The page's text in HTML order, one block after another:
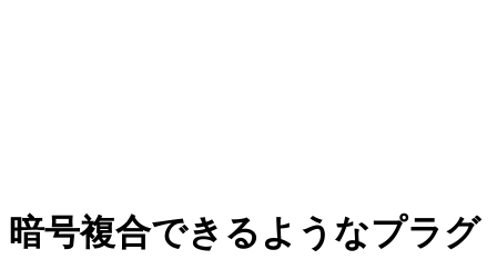
暗号複合できるようなプラグ